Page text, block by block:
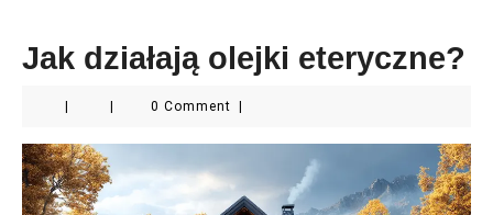
Jak działają olejki eteryczne?
0 Comment